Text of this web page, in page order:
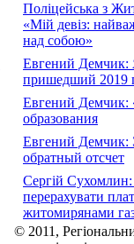
Поліцейська з
«Мій девіз:
над собою»
Евгений Демчик:
пришедший 2019
Евгений Демчик:
образования
Евгений Демчик:
обратный отсчет
Сергій
перерахувати
житомирянами
© 2011,